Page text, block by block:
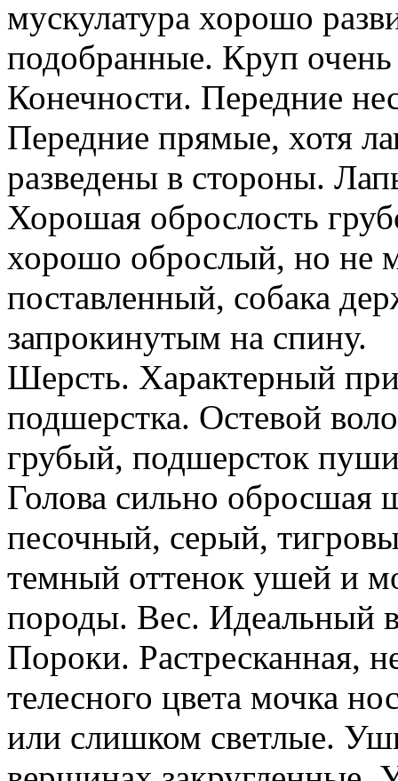
мускулатура хорошо
подобранные. Круп
Конечности. Передние
Передние прямые, хотя
разведены в стороны.
Хорошая оброслость
хорошо оброслый, но не
поставленный, собака
запрокинутым на спину.
Шерсть. Характерный
подшерстка. Остевой
грубый, подшерсток
Голова сильно
песочный, серый,
темный оттенок ушей и
породы. Вес. Идеальный
Пороки. Растресканная,
телесного цвета мочка
или слишком светлые.